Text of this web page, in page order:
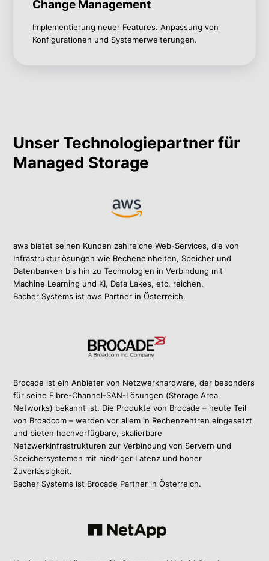
Change Management
Implementierung neuer Features. Anpassung von
Konfigurationen und Systemerweiterungen.
Unser Technologiepartner für
Managed Storage
aws bietet seinen Kunden zahlreiche Web-Services, die von
Infrastrukturlösungen wie Recheneinheiten, Speicher und
Datenbanken bis hin zu Technologien in Verbindung mit
Machine Learning und KI, Data Lakes, etc. reichen.
Bacher Systems ist aws Partner in Österreich.
Brocade ist ein Anbieter von Netzwerkhardware, der besonders
für seine Fibre-Channel-SAN-Lösungen (Storage Area
Networks) bekannt ist. Die Produkte von Brocade – heute Teil
von Broadcom – werden vor allem in Rechenzentren eingesetzt
und bieten hochverfügbare, skalierbare
Netzwerkinfrastrukturen zur Verbindung von Servern und
Speichersystemen mit niedriger Latenz und hoher
Zuverlässigkeit.
Bacher Systems ist Brocade Partner in Österreich.